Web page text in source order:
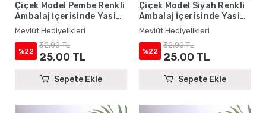
Çiçek Model Pembe Renkli
Ambalaj İçerisinde Yasin
Kitabı, Magnet ve Tesbih -
Mevlüt Hediyelikleri
Mevlüt Hediyelikleri
%22
32,00 TL
25,00 TL
Sepete Ekle
Çiçek Model Siyah Renkli
Ambalaj İçerisinde Yasin
Kitabı, Magnet ve Tesbih -
Mevlüt Hediyelikleri
Mevlüt Hediyelikleri
%22
32,00 TL
25,00 TL
Sepete Ekle